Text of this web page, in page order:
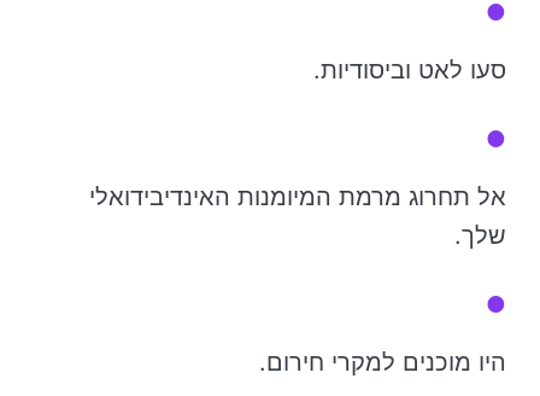
סעו לאט וביסודיות.
אל תחרוג מרמת המיומנות האינדיבידואלי
שלך.
היו מוכנים למקרי חירום.